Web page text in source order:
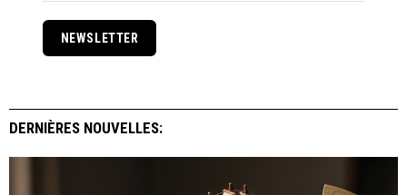
NEWSLETTER
DERNIÈRES NOUVELLES: